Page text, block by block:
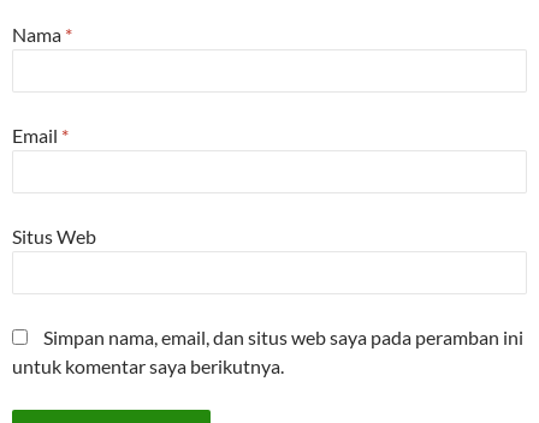
Nama *
Email *
Situs Web
Simpan nama, email, dan situs web saya pada peramban ini
untuk komentar saya berikutnya.